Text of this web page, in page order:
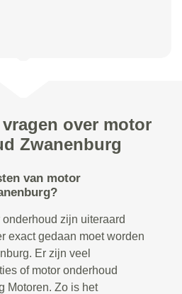
over motor
Zwanenburg
van motor
zijn uiteraard
exact gedaan moet worden
Er zijn veel
of motor onderhoud
Motoren. Zo is het